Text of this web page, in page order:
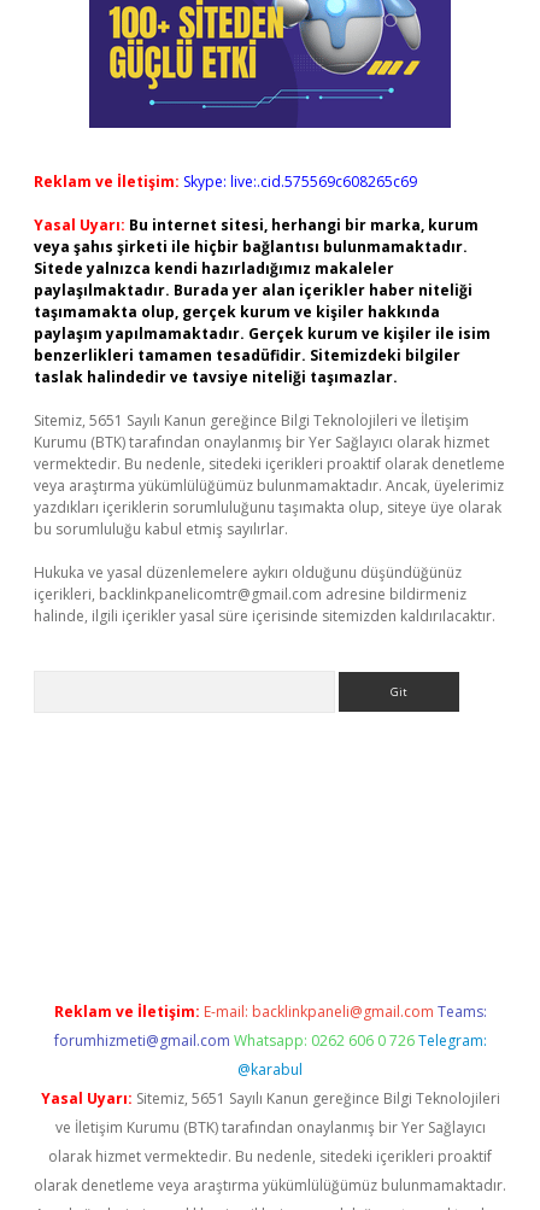
Reklam ve İletişim: Skype: live:.cid.575569c608265c69
Yasal Uyarı: Bu internet sitesi, herhangi bir marka, kurum
veya şahıs şirketi ile hiçbir bağlantısı bulunmamaktadır.
Sitede yalnızca kendi hazırladığımız makaleler
paylaşılmaktadır. Burada yer alan içerikler haber niteliği
taşımamakta olup, gerçek kurum ve kişiler hakkında
paylaşım yapılmamaktadır. Gerçek kurum ve kişiler ile isim
benzerlikleri tamamen tesadüfidir. Sitemizdeki bilgiler
taslak halindedir ve tavsiye niteliği taşımazlar.
Sitemiz, 5651 Sayılı Kanun gereğince Bilgi Teknolojileri ve İletişim
Kurumu (BTK) tarafından onaylanmış bir Yer Sağlayıcı olarak hizmet
vermektedir. Bu nedenle, sitedeki içerikleri proaktif olarak denetleme
veya araştırma yükümlülüğümüz bulunmamaktadır. Ancak, üyelerimiz
yazdıkları içeriklerin sorumluluğunu taşımakta olup, siteye üye olarak
bu sorumluluğu kabul etmiş sayılırlar.
Hukuka ve yasal düzenlemelere aykırı olduğunu düşündüğünüz
içerikleri, backlinkpanelicomtr@gmail.com adresine bildirmeniz
halinde, ilgili içerikler yasal süre içerisinde sitemizden kaldırılacaktır.
Reklam ve İletişim: E-mail: backlinkpaneli@gmail.com Teams:
forumhizmeti@gmail.com Whatsapp: 0262 606 0 726 Telegram:
@karabul
Yasal Uyarı: Sitemiz, 5651 Sayılı Kanun gereğince Bilgi Teknolojileri
ve İletişim Kurumu (BTK) tarafından onaylanmış bir Yer Sağlayıcı
olarak hizmet vermektedir. Bu nedenle, sitedeki içerikleri proaktif
olarak denetleme veya araştırma yükümlülüğümüz bulunmamaktadır.